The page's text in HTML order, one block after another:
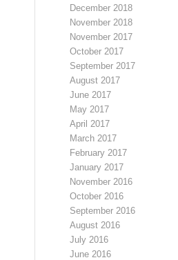
December 2018
November 2018
November 2017
October 2017
September 2017
August 2017
June 2017
May 2017
April 2017
March 2017
February 2017
January 2017
November 2016
October 2016
September 2016
August 2016
July 2016
June 2016